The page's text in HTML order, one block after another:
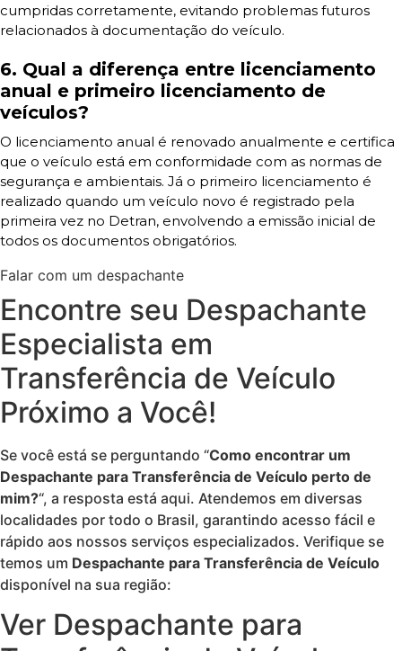
cumpridas corretamente, evitando problemas futuros
relacionados à documentação do veículo.
6. Qual a diferença entre licenciamento
anual e primeiro licenciamento de
veículos?
O licenciamento anual é renovado anualmente e certifica
que o veículo está em conformidade com as normas de
segurança e ambientais. Já o primeiro licenciamento é
realizado quando um veículo novo é registrado pela
primeira vez no Detran, envolvendo a emissão inicial de
todos os documentos obrigatórios.
Falar com um despachante
Encontre seu Despachante
Especialista em
Transferência de Veículo
Próximo a Você!
Se você está se perguntando “Como encontrar um
Despachante para Transferência de Veículo perto de
mim?“, a resposta está aqui. Atendemos em diversas
localidades por todo o Brasil, garantindo acesso fácil e
rápido aos nossos serviços especializados. Verifique se
temos um Despachante para Transferência de Veículo
disponível na sua região:
Ver Despachante para